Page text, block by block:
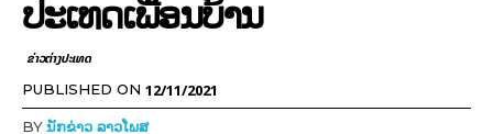
ປະເທດເພື່ອນບ້ານ
ຂ່າວຕ່າງປະເທດ
PUBLISHED ON 12/11/2021
BYນັກຂ່າວ ລາວໂພສ